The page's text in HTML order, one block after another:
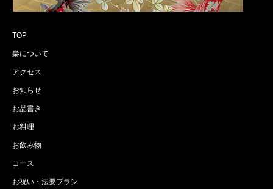
TOP
梟について
アクセス
お知らせ
お品書き
お料理
お飲み物
コース
お祝い・法要プラン